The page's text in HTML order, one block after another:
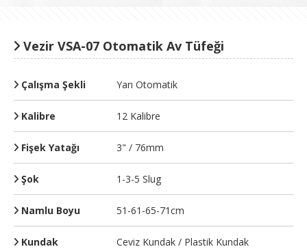
Vezir VSA-07 Otomatik Av Tüfeği
Çalışma Şekli Yarı Otomatik
Kalibre 12 Kalibre
Fişek Yatağı 3" / 76mm
Şok 1-3-5 Slug
Namlu Boyu 51-61-65-71cm
Kundak Ceviz Kundak / Plastik Kundak